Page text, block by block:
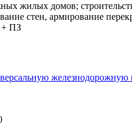
жилых домов;
стен, армирование
+ ПЗ
железнодорожную